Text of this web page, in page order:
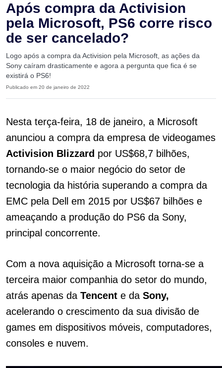
Após compra da Activision
pela Microsoft, PS6 corre risco
de ser cancelado?
Logo após a compra da Activision pela Microsoft, as ações da
Sony caíram drasticamente e agora a pergunta que fica é se
existirá o PS6!
Publicado em 20 de janeiro de 2022
Nesta terça-feira, 18 de janeiro, a Microsoft
anunciou a compra da empresa de videogames
Activision Blizzard por US$68,7 bilhões,
tornando-se o maior negócio do setor de
tecnologia da história superando a compra da
EMC pela Dell em 2015 por US$67 bilhões e
ameaçando a produção do PS6 da Sony,
principal concorrente.
Com a nova aquisição a Microsoft torna-se a
terceira maior companhia do setor do mundo,
atrás apenas da Tencent e da Sony,
acelerando o crescimento da sua divisão de
games em dispositivos móveis, computadores,
consoles e nuvem.